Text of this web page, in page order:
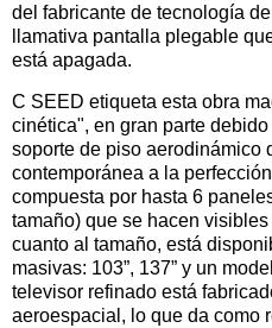
del fabricante de tecnología
llamativa pantalla plegable
está apagada.
C SEED etiqueta esta obra
cinética", en gran parte
soporte de piso aerodinámico
contemporánea a la
compuesta por hasta 6
tamaño) que se hacen
cuanto al tamaño, está
masivas: 103”, 137” y un
televisor refinado está
aeroespacial, lo que da como